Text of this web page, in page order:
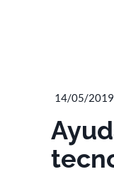
14/05/2019